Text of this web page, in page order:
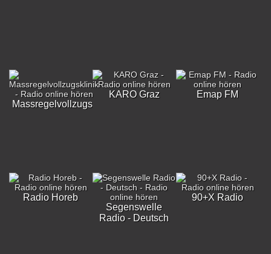
Massregelvollzugsklinik
KARO Graz Emap FM
Radio Horeb
Segenswelle
Radio - Deutsch
90+X Radio